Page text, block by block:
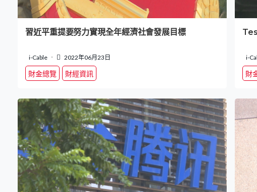
習近平重提要努力實現全年經濟社會發展目標
i-Cable 2022年06月23日
財金總覽 財經資訊
i-
財